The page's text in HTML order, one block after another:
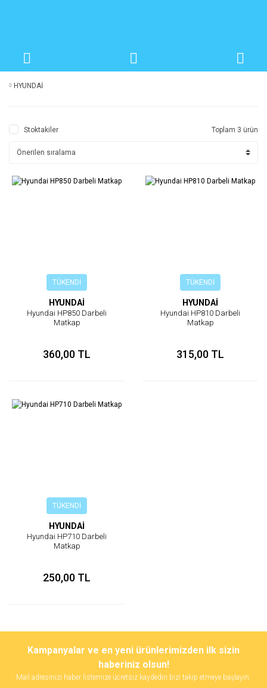
HYUNDAİ
Stoktakiler Toplam 3 ürün
TÜKENDİ
HYUNDAİ
Hyundai HP850 Darbeli
Matkap
360,00 TL
TÜKENDİ
HYUNDAİ
Hyundai HP810 Darbeli
Matkap
315,00 TL
TÜKENDİ
HYUNDAİ
Hyundai HP710 Darbeli
Matkap
250,00 TL
Kampanyalar ve en yeni ürünlerimizden ilk sizin
haberiniz olsun!
Mail adresinizi haber listemize ücretsiz kaydedin bizi takip etmeye başlayın.